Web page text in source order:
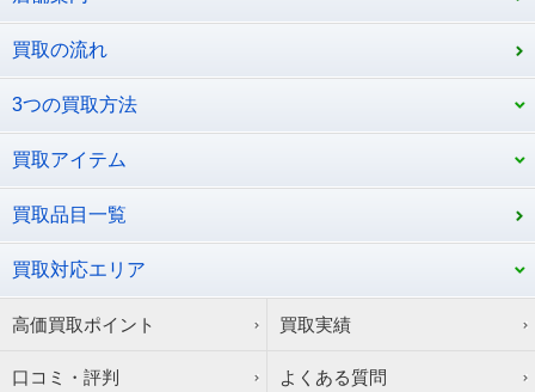
買取の流れ
3つの買取方法
買取アイテム
買取品目一覧
買取対応エリア
高価買取ポイント 買取実績
口コミ・評判 よくある質問